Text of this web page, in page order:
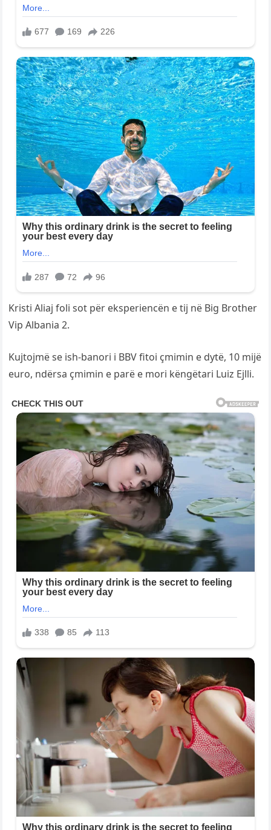
Kristi Aliaj foli sot për eksperiencën e tij në Big Brother
Vip Albania 2.
Kujtojmë se ish-banori i BBV fitoi çmimin e dytë, 10 mijë
euro, ndërsa çmimin e parë e mori këngëtari Luiz Ejlli.